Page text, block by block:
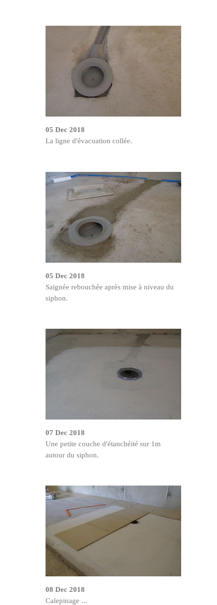
05 Dec 2018
La ligne d'évacuation collée.
05 Dec 2018
Saignée rebouchée après mise à niveau du
siphon.
07 Dec 2018
Une petite couche d'étanchéité sur 1m
autour du siphon.
08 Dec 2018
Calepinage ...